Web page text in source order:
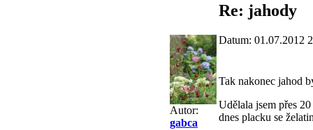
Autor:
gabca
Re: jahody
Datum: 01.07.2012
Tak nakonec jahod
Udělala jsem přes
dnes placku se